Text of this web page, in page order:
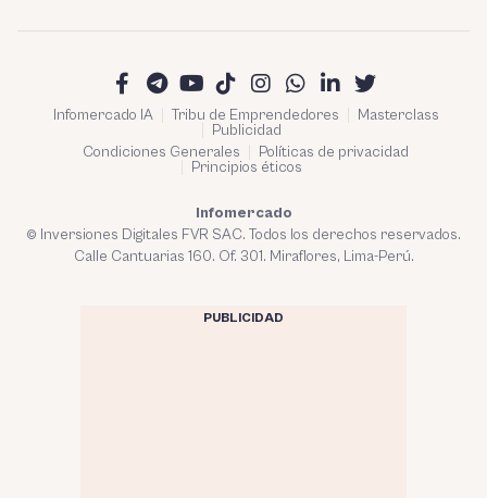
Infomercado IA Tribu de Emprendedores
Masterclass
Publicidad
Condiciones Generales
Políticas de privacidad
Principios éticos
Infomercado
© Inversiones Digitales FVR SAC. Todos los derechos reservados.
Calle Cantuarias 160. Of. 301. Miraflores, Lima-Perú.
PUBLICIDAD